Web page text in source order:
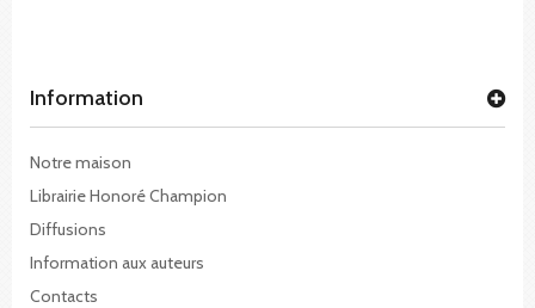
Information
Notre maison
Librairie Honoré Champion
Diffusions
Information aux auteurs
Contacts